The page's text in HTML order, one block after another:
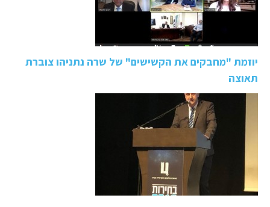
יוזמת "מחבקים את הקשישים" של שרה נתניהו צוברת
תאוצה